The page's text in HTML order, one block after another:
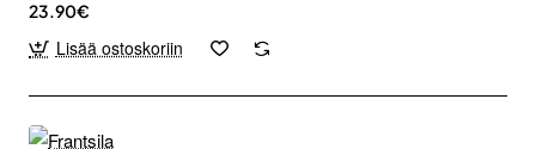
23.90€
Lisää ostoskoriin